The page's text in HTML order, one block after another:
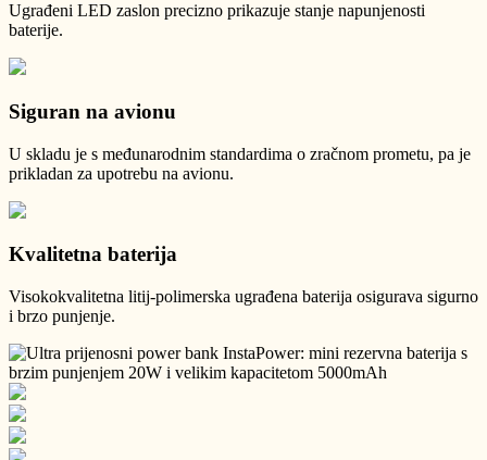
Ugrađeni LED zaslon precizno prikazuje stanje napunjenosti
baterije.
Siguran na avionu
U skladu je s međunarodnim standardima o zračnom prometu, pa je
prikladan za upotrebu na avionu.
Kvalitetna baterija
Visokokvalitetna litij-polimerska ugrađena baterija osigurava sigurno
i brzo punjenje.